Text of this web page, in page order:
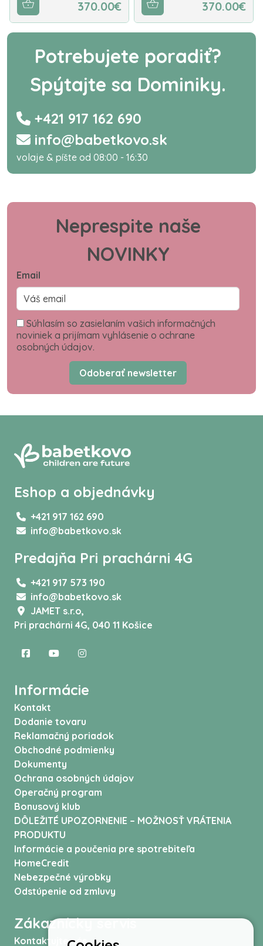
370.00€ 370.00€
Potrebujete poradiť?
Spýtajte sa Dominiky.
+421 917 162 690
info@babetkovo.sk
volaje & píšte od 08:00 - 16:30
Neprespite naše
NOVINKY
Email
Súhlasím so zasielaním vašich informačných
noviniek a prijímam vyhlásenie o ochrane
osobných údajov.
Odoberať newsletter
Eshop a objednávky
+421 917 162 690
info@babetkovo.sk
Predajňa Pri prachárni 4G
+421 917 573 190
info@babetkovo.sk
JAMET s.r.o,
Pri prachárni 4G, 040 11 Košice
Informácie
Kontakt
Dodanie tovaru
Reklamačný poriadok
Obchodné podmienky
Dokumenty
Ochrana osobných údajov
Operačný program
Bonusový klub
DÔLEŽITÉ UPOZORNENIE – MOŽNOSŤ VRÁTENIA
PRODUKTU
Informácie a poučenia pre spotrebiteľa
HomeCredit
Nebezpečné výrobky
Odstúpenie od zmluvy
Zákaznícky servis
Kontaktujte nás